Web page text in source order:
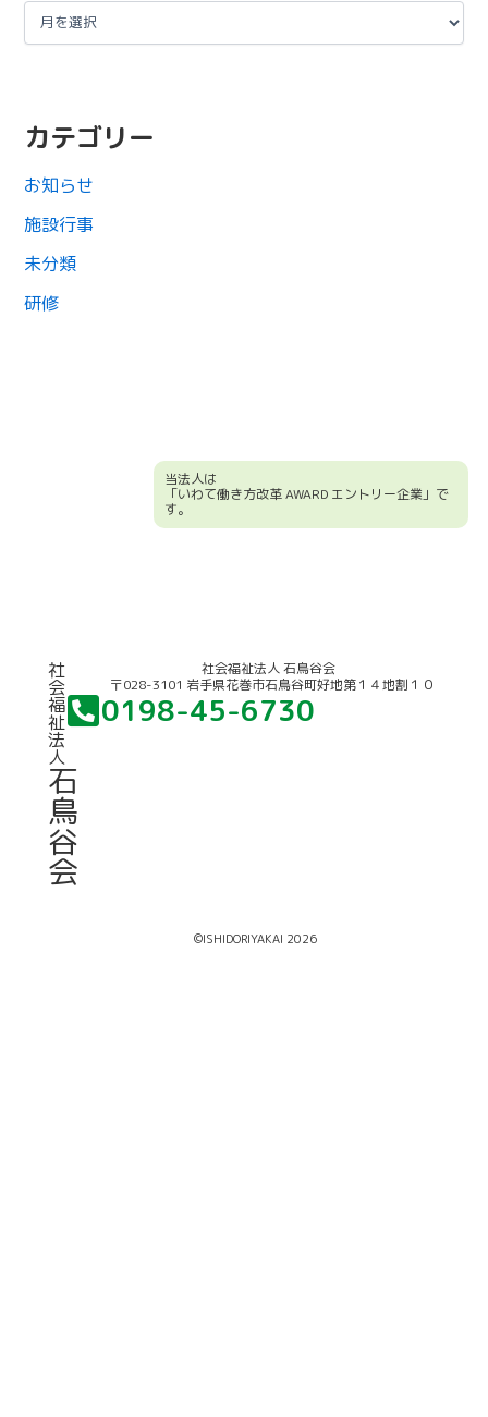
カテゴリー
お知らせ
施設行事
未分類
研修
当法人は
「いわて働き方改革 AWARD エントリー企業」で
す。
社
会
福
祉
法
人
石
鳥
谷
会
社会福祉法人 石鳥谷会
〒028-3101 岩手県花巻市石鳥谷町好地第１４地割１０
0198-45-6730
©ISHIDORIYAKAI 2026